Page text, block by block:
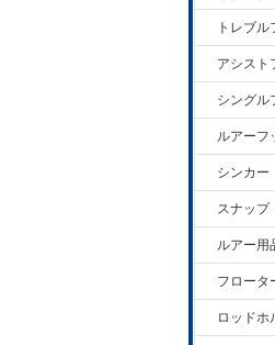
トレブル
アシスト
シングル
ルアー
シンカー
スナップ
ルアー
フロータ
ロッドホ